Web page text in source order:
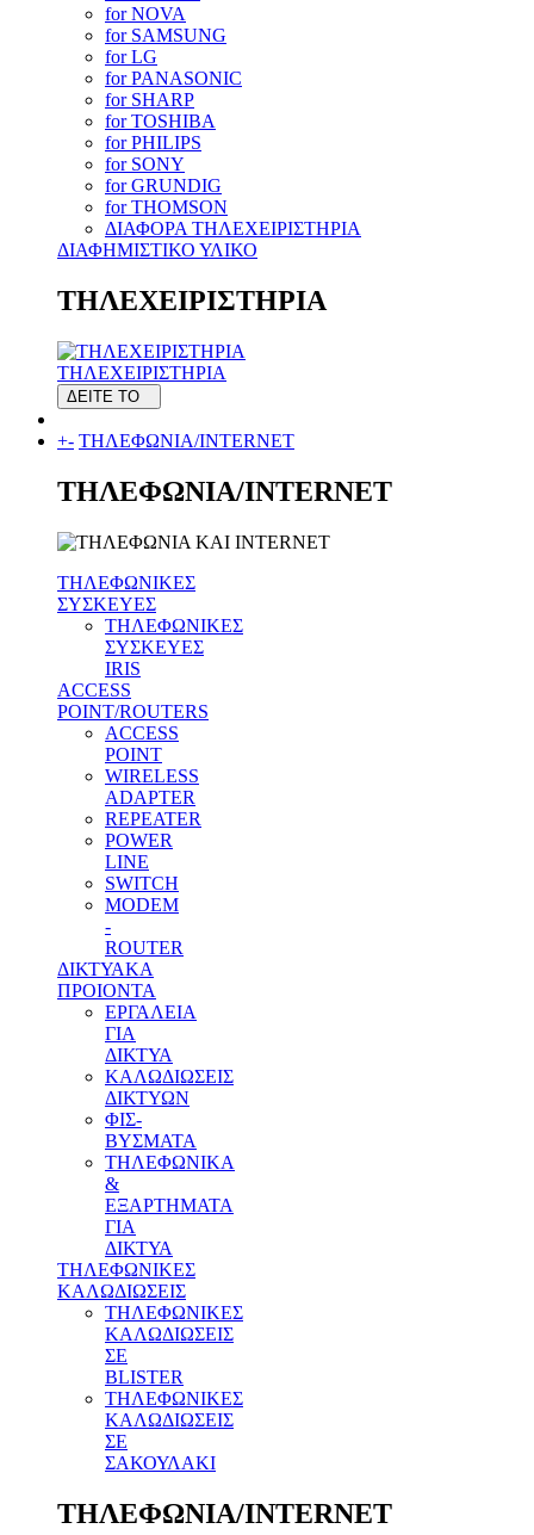
for NOVA
for SAMSUNG
for LG
for PANASONIC
for SHARP
for TOSHIBA
for PHILIPS
for SONY
for GRUNDIG
for THOMSON
ΔΙΑΦΟΡΑ ΤΗΛΕΧΕΙΡΙΣΤΗΡΙΑ
ΔΙΑΦΗΜΙΣΤΙΚΟ ΥΛΙΚΟ
ΤΗΛΕΧΕΙΡΙΣΤΗΡΙΑ
ΤΗΛΕΧΕΙΡΙΣΤΗΡΙΑ
ΔΕΙΤΕ ΤΟ
+- ΤΗΛΕΦΩΝΙΑ/INTERNET
ΤΗΛΕΦΩΝΙΑ/INTERNET
ΤΗΛΕΦΩΝΙΚΕΣ
ΣΥΣΚΕΥΕΣ
ΤΗΛΕΦΩΝΙΚΕΣ
ΣΥΣΚΕΥΕΣ
IRIS
ACCESS
POINT/ROUTERS
ACCESS
POINT
WIRELESS
ADAPTER
REPEATER
POWER
LINE
SWITCH
MODEM
-
ROUTER
ΔΙΚΤΥΑΚΑ
ΠΡΟΙΟΝΤΑ
ΕΡΓΑΛΕΙΑ
ΓΙΑ
ΔΙΚΤΥΑ
ΚΑΛΩΔΙΩΣΕΙΣ
ΔΙΚΤΥΩΝ
ΦΙΣ-
ΒΥΣΜΑΤΑ
THΛΕΦΩΝΙΚΑ
&
ΕΞΑΡΤΗΜΑΤΑ
ΓΙΑ
ΔΙΚΤΥΑ
ΤΗΛΕΦΩΝΙΚΕΣ
ΚΑΛΩΔΙΩΣΕΙΣ
ΤΗΛΕΦΩΝΙΚΕΣ
ΚΑΛΩΔΙΩΣΕΙΣ
ΣΕ
BLISTER
ΤΗΛΕΦΩΝΙΚΕΣ
ΚΑΛΩΔΙΩΣΕΙΣ
ΣΕ
ΣΑΚΟΥΛΑΚΙ
ΤΗΛΕΦΩΝΙΑ/INTERNET